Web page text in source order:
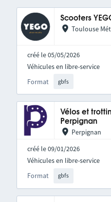
Scooters
Toulouse
créé le 05/05/2026
Format gbfs
Véhicules en libre-service
Vélos et
Perpignan
Perpignan
créé le 09/01/2026
Format gbfs
Véhicules en libre-service